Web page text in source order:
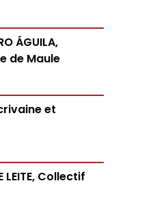
ÁGUILA,
de Maule
et
LEITE, Collectif